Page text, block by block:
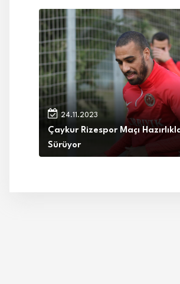
24.11.2023
Çaykur Rizespor Maçı
Sürüyor